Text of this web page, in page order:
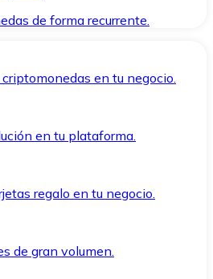
de forma recurrente.
en tu negocio.
en tu plataforma.
regalo en tu negocio.
de gran volumen.